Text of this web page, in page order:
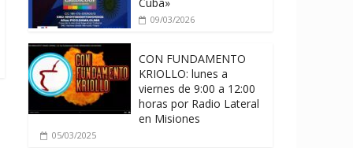
09/03/2026
CON FUNDAMENTO
KRIOLLO: lunes a
viernes de 9:00 a 12:00
horas por Radio Lateral
en Misiones
05/03/2025